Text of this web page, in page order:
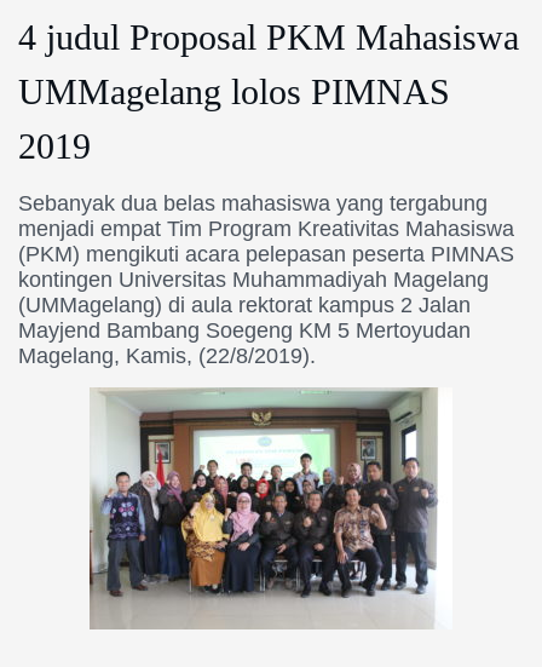
4 judul Proposal PKM Mahasiswa
UMMagelang lolos PIMNAS
2019
Sebanyak dua belas mahasiswa yang tergabung
menjadi empat Tim Program Kreativitas Mahasiswa
(PKM) mengikuti acara pelepasan peserta PIMNAS
kontingen Universitas Muhammadiyah Magelang
(UMMagelang) di aula rektorat kampus 2 Jalan
Mayjend Bambang Soegeng KM 5 Mertoyudan
Magelang, Kamis, (22/8/2019).